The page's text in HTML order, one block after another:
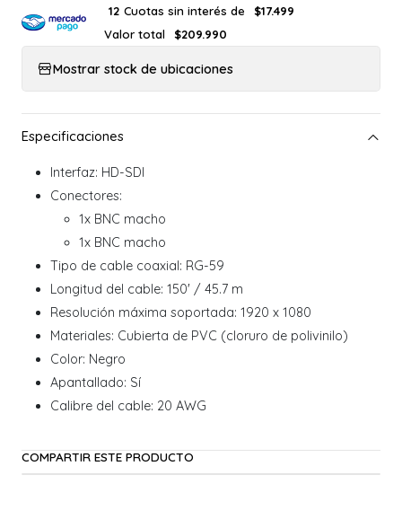
12 Cuotas sin interés de
$17.499
Valor total
$209.990
Mostrar stock de ubicaciones
Interfaz: HD-SDI
Conectores:
1x BNC macho
1x BNC macho
Tipo de cable coaxial: RG-59
Longitud del cable: 150' / 45.7 m
Resolución máxima soportada: 1920 x 1080
Materiales: Cubierta de PVC (cloruro de polivinilo)
Color: Negro
Apantallado: Sí
Calibre del cable: 20 AWG
COMPARTIR ESTE PRODUCTO